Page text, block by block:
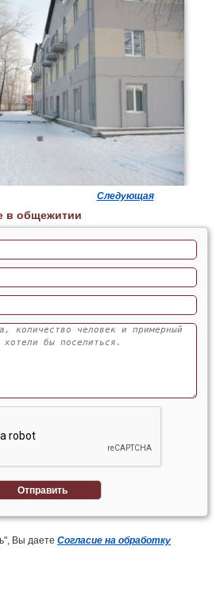
Следующая
в общежитии
Отправить
Вы даете Согласие на обработку